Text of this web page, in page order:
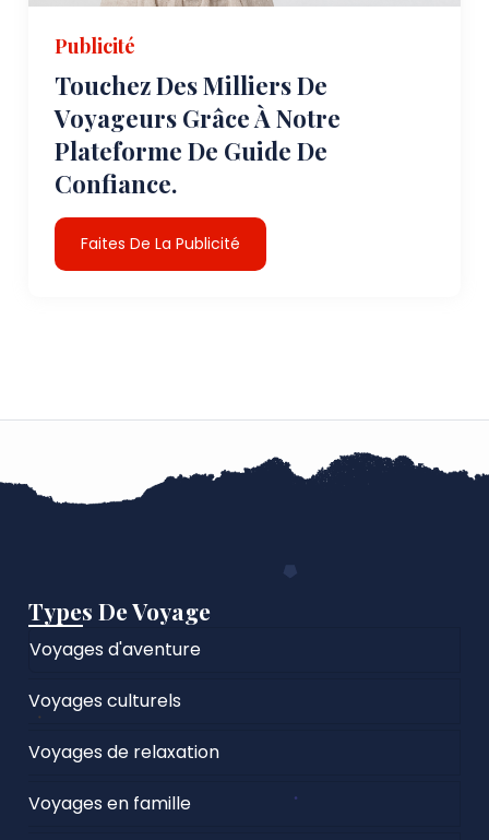
Publicité
Touchez Des Milliers De
Voyageurs Grâce À Notre
Plateforme De Guide De
Confiance.
Faites De La Publicité
Types De Voyage
Voyages d'aventure
Voyages culturels
Voyages de relaxation
Voyages en famille